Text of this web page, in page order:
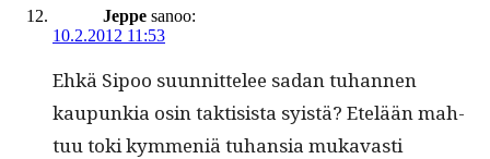
Jeppe sanoo:
10.2.2012 11:53
Ehkä Sipoo suun­nit­telee sadan tuhan­nen
kaupunkia osin tak­ti­sista syistä? Etelään mah­
tuu toki kym­meniä tuhan­sia mukavasti